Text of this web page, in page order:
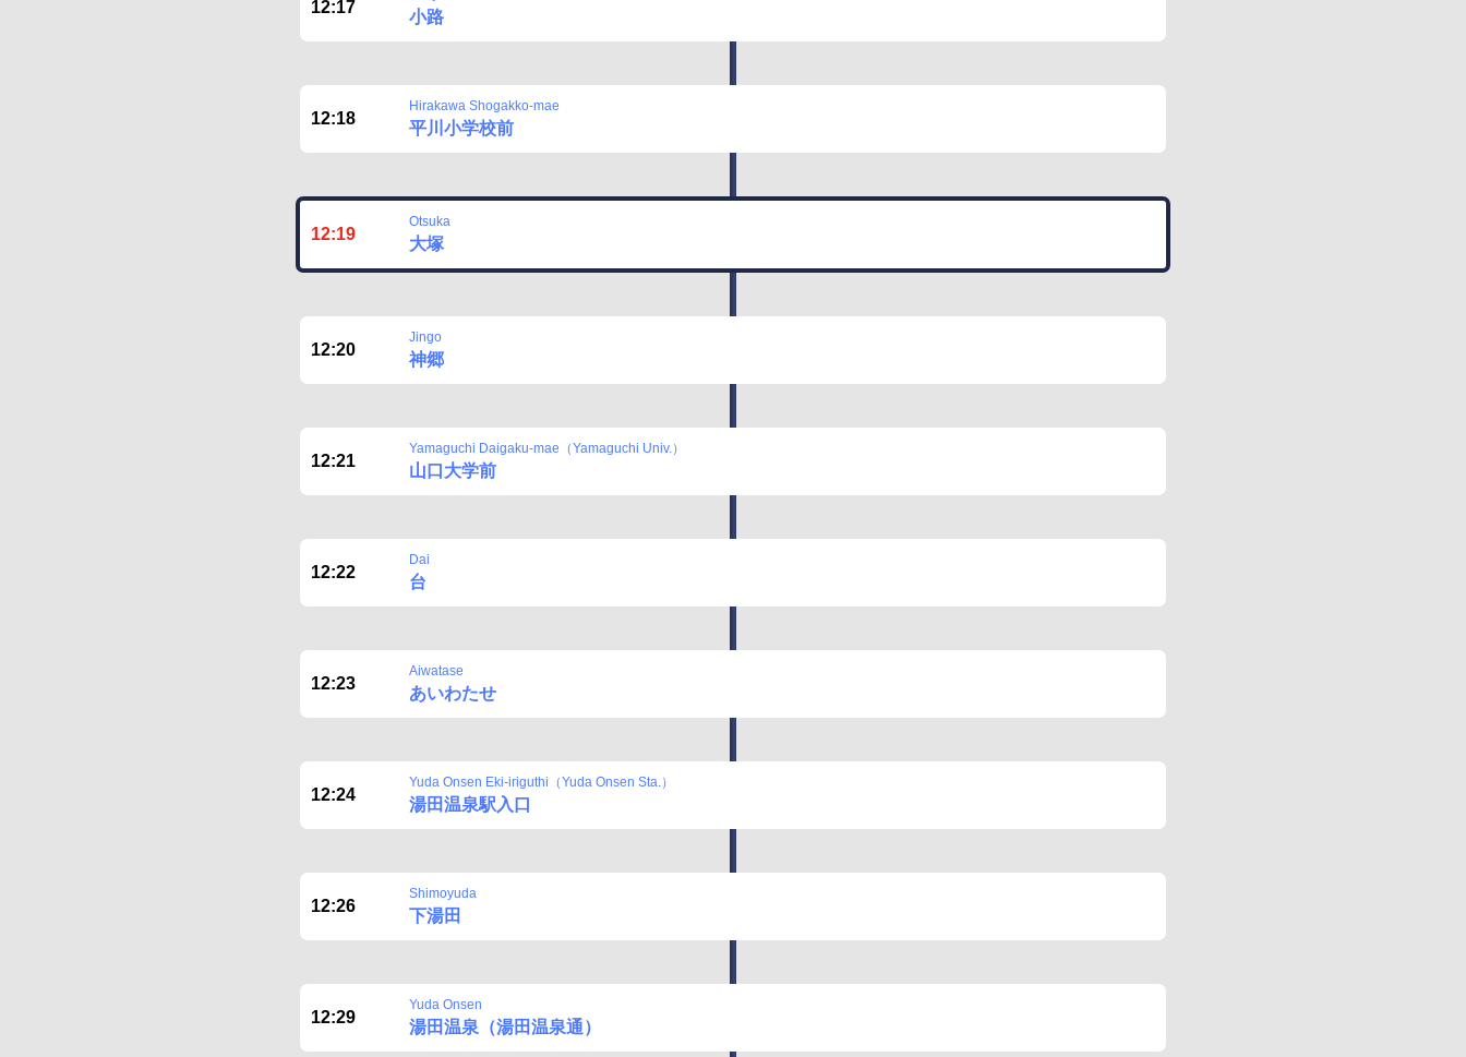
12:17
小路
12:18
Hirakawa Shogakko-mae
平川小学校前
12:19
Otsuka
大塚
12:20
Jingo
神郷
12:21
Yamaguchi Daigaku-mae（Yamaguchi Univ.）
山口大学前
12:22
Dai
台
12:23
Aiwatase
あいわたせ
12:24
Yuda Onsen Eki-iriguthi（Yuda Onsen Sta.）
湯田温泉駅入口
12:26
Shimoyuda
下湯田
12:29
Yuda Onsen
湯田温泉（湯田温泉通）